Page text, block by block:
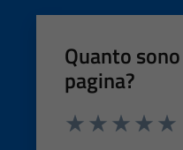
Quanto
pagina?